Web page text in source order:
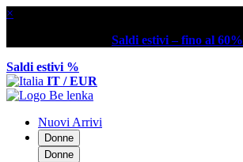
×
Saldi estivi – fino al 60%
Saldi estivi %
IT / EUR
Nuovi Arrivi
Donne
Donne